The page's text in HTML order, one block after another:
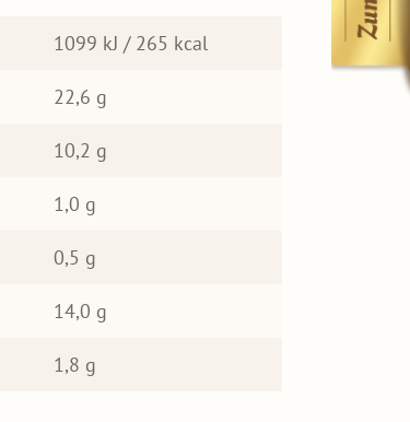
1099 kJ / 265 kcal
22,6 g
10,2 g
1,0 g
0,5 g
14,0 g
1,8 g